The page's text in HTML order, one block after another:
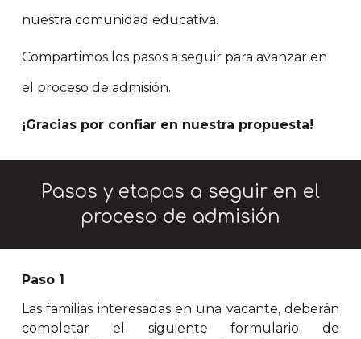
nuestra comunidad educativa.
Compartimos los pasos a seguir para avanzar en
el proceso de admisión.
¡Gracias por confiar en nuestra propuesta!
Pasos y etapas a seguir en el
proceso de admisión
Paso 1
Las familias interesadas en una vacante, deberán
completar el siguiente formulario de